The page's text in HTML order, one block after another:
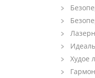
Худое